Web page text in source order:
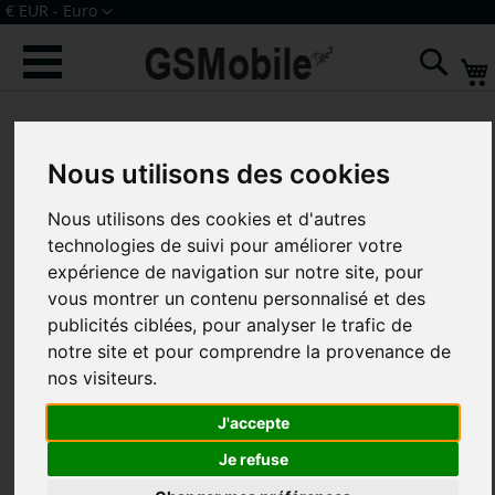
Nous utilisons des cookies
Nous utilisons des cookies et d'autres
technologies de suivi pour améliorer votre
expérience de navigation sur notre site, pour
vous montrer un contenu personnalisé et des
publicités ciblées, pour analyser le trafic de
notre site et pour comprendre la provenance de
nos visiteurs.
J'accepte
Je refuse
Allez
au
contenu
Devise
€ EUR - Euro
Skip
images
gallery